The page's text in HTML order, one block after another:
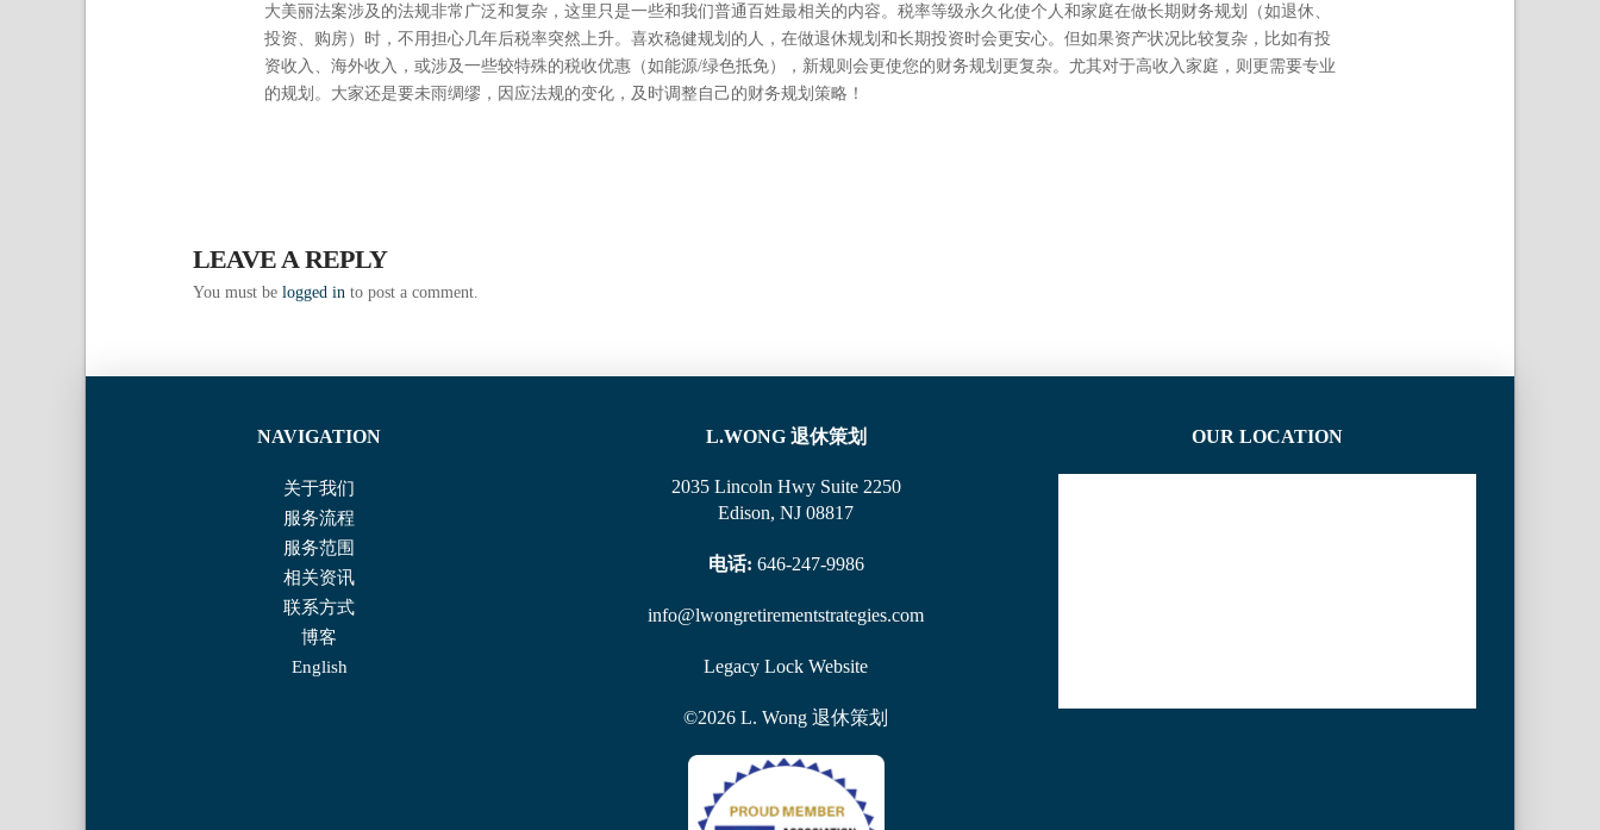
大美丽法案涉及的法规非常广泛和复杂，这里只是一些和我们普通百姓最相关的内容。税率等级永久化使个人和家庭在做长期财务规划（如退休、
投资、购房）时，不用担心几年后税率突然上升。喜欢稳健规划的人，在做退休规划和长期投资时会更安心。但如果资产状况比较复杂，比如有投
资收入、海外收入，或涉及一些较特殊的税收优惠（如能源/绿色抵免），新规则会更使您的财务规划更复杂。尤其对于高收入家庭，则更需要专业
的规划。大家还是要未雨绸缪，因应法规的变化，及时调整自己的财务规划策略！
LEAVE A REPLY
You must be logged in to post a comment.
NAVIGATION
关于我们
服务流程
服务范围
相关资讯
联系⽅式
博客
English
L.WONG 退休策划
2035 Lincoln Hwy Suite 2250
Edison, NJ 08817
电话: 646-247-9986
info@lwongretirementstrategies.com
Legacy Lock Website
©2026 L. Wong退休策划
OUR LOCATION